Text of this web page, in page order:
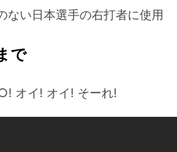
ない日本選手の右打者に使用
で
オイ! オイ! そーれ!